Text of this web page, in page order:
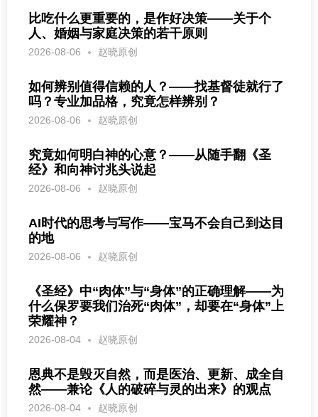
比吃什么更重要的，是作好决策——关于个
人、婚姻与家庭决策的若干原则
2026-08-06 赵晓原创
如何辨别值得信赖的人？——找基督徒就行了
吗？专业加品格，究竟怎样辨别？
2026-08-06 赵晓原创
究竟如何明白神的心意？——从随手翻《圣
经》和向神讨兆头说起
2026-08-06 赵晓原创
AI时代的思考与写作——宝马不会自己到达目
的地
2026-08-06 赵晓原创
《圣经》中“肉体”与“身体”的正确理解——为
什么保罗要我们治死“肉体”，却要在“身体”上
荣耀神？
2026-08-04 赵晓原创
恩典不是毁灭自然，而是医治、更新、成全自
然——兼论《人的破碎与灵的出来》的观点
2026-08-04 赵晓原创